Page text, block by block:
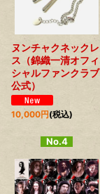
ヌンチャクネックレ
ス（錦織一清オフィ
シャルファンクラブ
公式）
10,000円(税込)
No.4